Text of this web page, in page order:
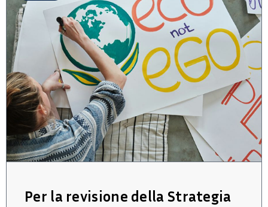
Per la revisione della Strategia